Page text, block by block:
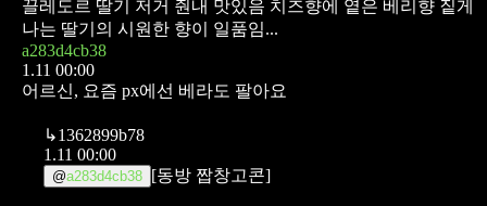
끌레도르 딸기 저거 줜내 맛있음 치즈향에 옅은 베리향 짙게
나는 딸기의 시원한 향이 일품임...
a283d4cb38
1.11 00:00
어르신, 요즘 px에선 베라도 팔아요
↳1362899b78
1.11 00:00
@a283d4cb38 [동방 짭창고콘]